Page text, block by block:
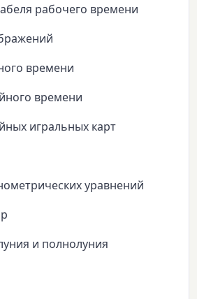
рабочего времени
времени
времени
игральных карт
уравнений
и полнолуния